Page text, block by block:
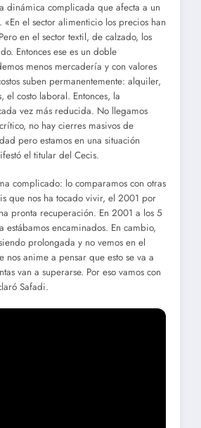
dinámica complicada que afecta a un
«En el sector alimenticio los precios han
en el sector textil, de calzado, los
Entonces ese es un doble
menos mercadería y con valores
suben permanentemente: alquiler,
el costo laboral. Entonces, la
vez más reducida. No llegamos
no hay cierres masivos de
pero estamos en una situación
el titular del Cecis.
complicado: lo comparamos con otras
que nos ha tocado vivir, el 2001 por
pronta recuperación. En 2001 a los 5
estábamos encaminados. En cambio,
prolongada y no vemos en el
nos anime a pensar que esto se va a
van a superarse. Por eso vamos con
Safadi.